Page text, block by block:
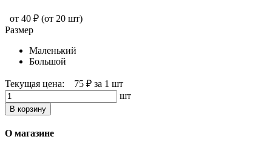
от 40 ₽ (от 20 шт)
Размер
Маленький
Большой
Текущая цена: 75 ₽ за 1 шт
шт
В корзину
О магазине